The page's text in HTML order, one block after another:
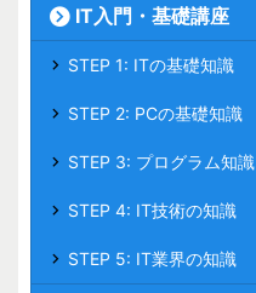
IT入門・基礎講座
STEP 1: ITの基礎知識
STEP 2: PCの基礎知識
STEP 3: プログラム知識
STEP 4: IT技術の知識
STEP 5: IT業界の知識